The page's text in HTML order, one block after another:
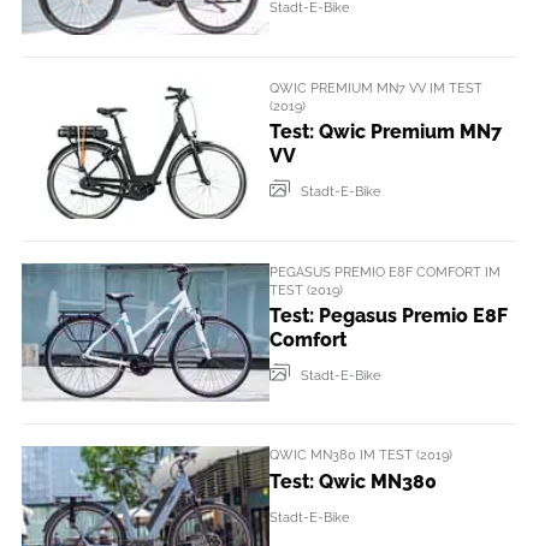
Stadt-E-Bike
QWIC PREMIUM MN7 VV IM TEST
(2019)
Test: Qwic Premium MN7
VV
Stadt-E-Bike
PEGASUS PREMIO E8F COMFORT IM
TEST (2019)
Test: Pegasus Premio E8F
Comfort
Stadt-E-Bike
QWIC MN380 IM TEST (2019)
Test: Qwic MN380
Stadt-E-Bike